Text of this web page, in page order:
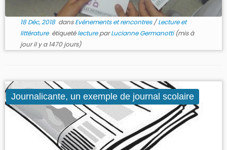
18 Déc, 2018dansEvénements et rencontres/Lecture et
littérature étiquetélectureparLucianne Germanotti(mis à
jour il y a 1470 jours)
Journalicante, un exemple de journal scolaire